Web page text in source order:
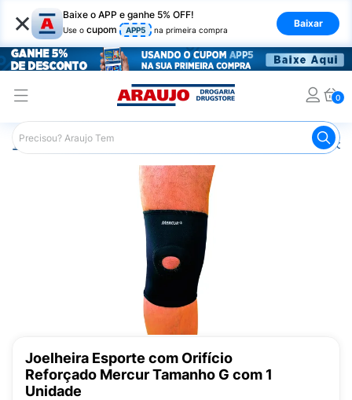
× Baixe o APP e ganhe 5% OFF!
Use o cupom APP5 na primeira compra
Baixar
0
Araujo Saúde e Bem Estar
Joelheira Esporte com Orifício
Reforçado Mercur Tamanho G com 1
Unidade